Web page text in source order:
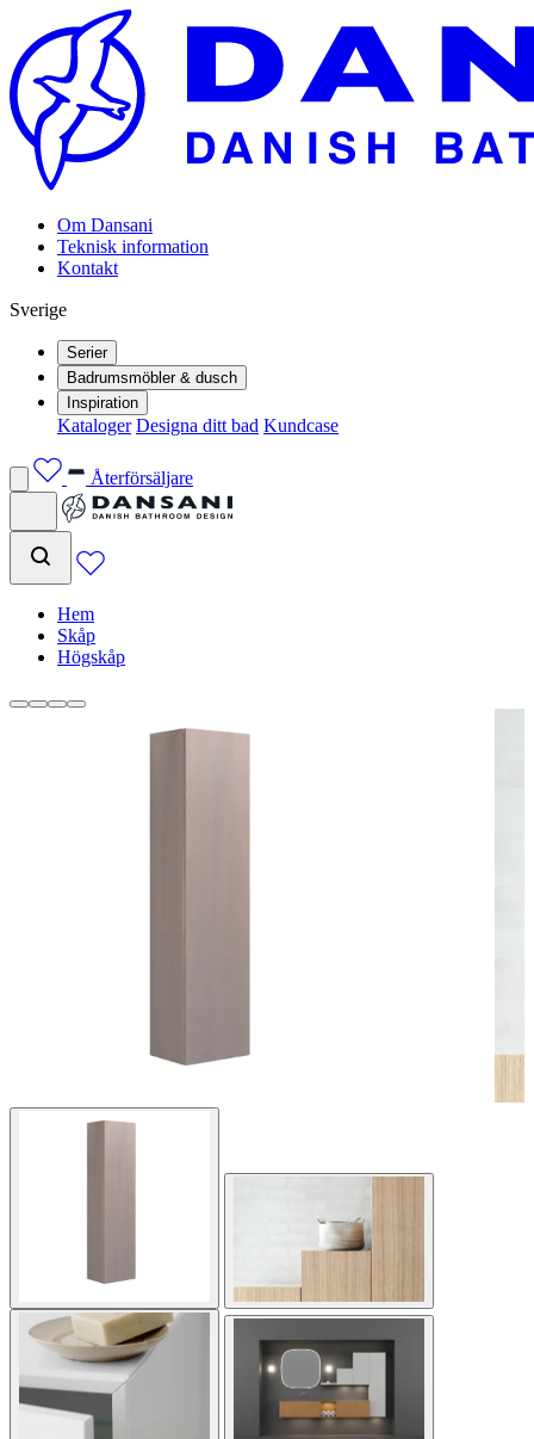
Om Dansani
Teknisk information
Kontakt
Sverige
Serier
Badrumsmöbler & dusch
Inspiration
Kataloger Designa ditt bad Kundcase
Återförsäljare
Hem
Skåp
Högskåp